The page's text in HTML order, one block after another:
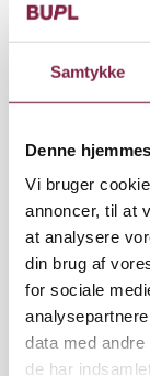
Samtykke
Denne
Vi bruger
annoncer, til at
at analysere
din brug af
for sociale
data med
de har
hvor midler til
udfordringer
og erfaring til
vil lykkes
Fjernelse
dagtilbud i
Det er en
i en